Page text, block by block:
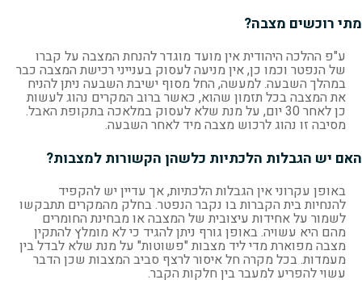
מתי רוכשים מצבה?
ע"פ ההלכה היהודית אין מועד מוגדר להנחת המצבה על קברו
של הנפטר וכמו כן, אין מניעה לעסוק בענייני רכישת המצבה כבר
במהלך השבעה. למעשה, החל מסוף ישיבת השבעה ניתן להניח
את המצבה בכל תזמון שהוא, כאשר ברוב המקרים נהוג לעשות
כן לאחר 30 יום, על מנת שלא לעסוק במלאכה בתקופת האבל.
מסיבה זו נהוג לרכוש מצבה מיד לאחר השבעה.
האם יש הגבלות הלכתיות כלשהן הקשורות למצבות?
באופן עקרוני אין הגבלות הלכתיות, אך עדיין יש להקפיד
להנחיות בית הקברות בו נקבר הנפטר. בחלק מהמקרים תתבקשו
לשמור על אחידות עיצובית של המצבה או מבחינת החומרים
מהם היא עשויה. באופן גורף ניתן להגיד כי לא מומלץ להתקין
מצבה מפוארת מדי ליד מצבות "פשוטות" על מנת שלא לבדל בין
מעמדות. בכל מקרה חל איסור לרצף סביב המצבות שכן הדבר
עשוי להפריע למעבר בין חלקות הקבר.